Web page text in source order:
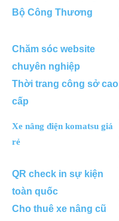
Bộ Công Thương
Chăm sóc website
chuyên nghiệp
Thời trang công sở cao
cấp
Xe nâng điện komatsu giá
rẻ
QR check in sự kiện
toàn quốc
Cho thuê xe nâng cũ